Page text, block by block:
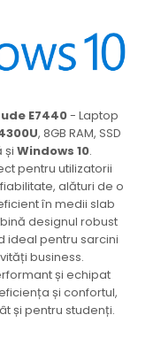
E7440- Laptop
, 8GB RAM, SSD
și Windows 10.
pentru utilizatorii
alături de o
în medii slab
designul robust
ideal pentru sarcini
business.
și echipat
și confortul,
și pentru studenți.